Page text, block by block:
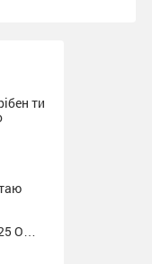
ти
ОШП